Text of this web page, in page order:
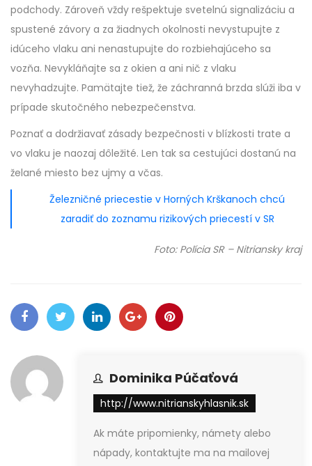
podchody. Zároveň vždy rešpektuje svetelnú signalizáciu a
spustené závory a za žiadnych okolnosti nevystupujte z
idúceho vlaku ani nenastupujte do rozbiehajúceho sa
vozňa. Nevykláňajte sa z okien a ani nič z vlaku
nevyhadzujte. Pamätajte tiež, že záchranná brzda slúži iba v
prípade skutočného nebezpečenstva.
Poznať a dodržiavať zásady bezpečnosti v blízkosti trate a
vo vlaku je naozaj dôležité. Len tak sa cestujúci dostanú na
želané miesto bez ujmy a včas.
Železničné priecestie v Horných Krškanoch chcú
zaradiť do zoznamu rizikových priecestí v SR
Foto: Polícia SR – Nitriansky kraj
Dominika Púčaťová
http://www.nitrianskyhlasnik.sk
Ak máte pripomienky, námety alebo
nápady, kontaktujte ma na mailovej